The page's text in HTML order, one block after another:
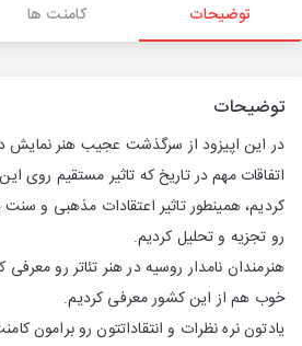
توضیحات کامنت ها
توضیحات
در این اپیزود از سرگذشت عجیب هنر
اتفاقات مهم در تاریخ که تاثیر مستقیم روی
کردیم، همینطور تاثیر اعتقادات مذهبی و
رو تجزیه و تحلیل کردیم.
هنرمندان نامدار روسیه در هنر تئاتر رو
خوب هم از این کشور معرفی کردیم.
یادتون نره نظرات و انتقاداتتون رو برامون